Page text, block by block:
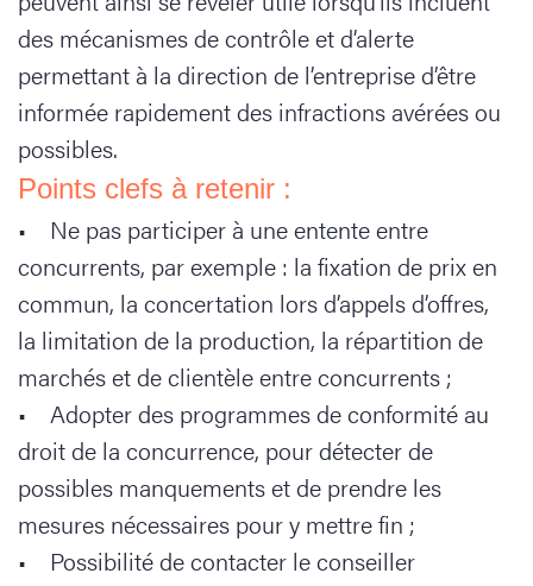
des mécanismes de contrôle et d’alerte
permettant à la direction de l’entreprise d’être
informée rapidement des infractions avérées ou
possibles.
Points clefs à retenir :
• Ne pas participer à une entente entre
concurrents, par exemple : la fixation de prix en
commun, la concertation lors d’appels d’offres,
la limitation de la production, la répartition de
marchés et de clientèle entre concurrents ;
• Adopter des programmes de conformité au
droit de la concurrence, pour détecter de
possibles manquements et de prendre les
mesures nécessaires pour y mettre fin ;
• Possibilité de contacter le conseiller